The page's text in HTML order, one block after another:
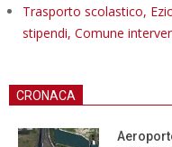
Trasporto scolastico,
stipendi, Comune
CRONACA